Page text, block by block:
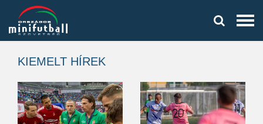
KIEMELT HÍREK